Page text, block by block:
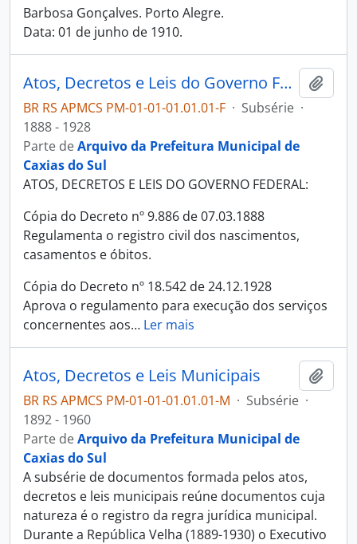
Barbosa Gonçalves. Porto Alegre.
Data: 01 de junho de 1910.
Atos, Decretos e Leis do Governo Federal
BR RS APMCS PM-01-01-01.01.01-F · Subsérie ·
1888 - 1928
Parte deArquivo da Prefeitura Municipal de
Caxias do Sul
ATOS, DECRETOS E LEIS DO GOVERNO FEDERAL:
Cópia do Decreto nº 9.886 de 07.03.1888
Regulamenta o registro civil dos nascimentos,
casamentos e óbitos.
Cópia do Decreto nº 18.542 de 24.12.1928
Aprova o regulamento para execução dos serviços
concernentes aos… Ler mais
Atos, Decretos e Leis Municipais
BR RS APMCS PM-01-01-01.01.01-M · Subsérie ·
1892 - 1960
Parte deArquivo da Prefeitura Municipal de
Caxias do Sul
A subsérie de documentos formada pelos atos,
decretos e leis municipais reúne documentos cuja
natureza é o registro da regra jurídica municipal.
Durante a República Velha (1889-1930) o Executivo